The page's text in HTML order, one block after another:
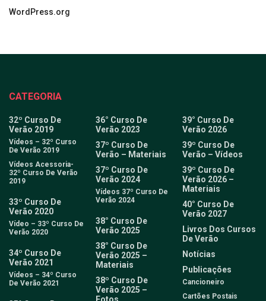
WordPress.org
CATEGORIA
32º Curso De
Verão 2019
Vídeos – 32º Curso
De Verão 2019
Vídeos Acessoria-
32º Curso De Verão
2019
33º Curso De
Verão 2020
Vídeo – 33º Curso De
Verão 2020
34º Curso De
Verão 2021
Vídeos – 34º Curso
De Verão 2021
36° Curso De
Verão 2023
37º Curso De
Verão – Materiais
37º Curso De
Verão 2024
Vídeos 37º Curso De
Verão 2024
38° Curso De
Verão 2025
38° Curso De
Verão 2025 –
Materiais
38º Curso De
Verão 2025 –
Fotos
39° Curso De
Verão 2026
39º Curso De
Verão – Vídeos
39º Curso De
Verão 2026 –
Materiais
40° Curso De
Verão 2027
Livros Dos Cursos
De Verão
Notícias
Publicações
Cancioneiro
Cartões Postais